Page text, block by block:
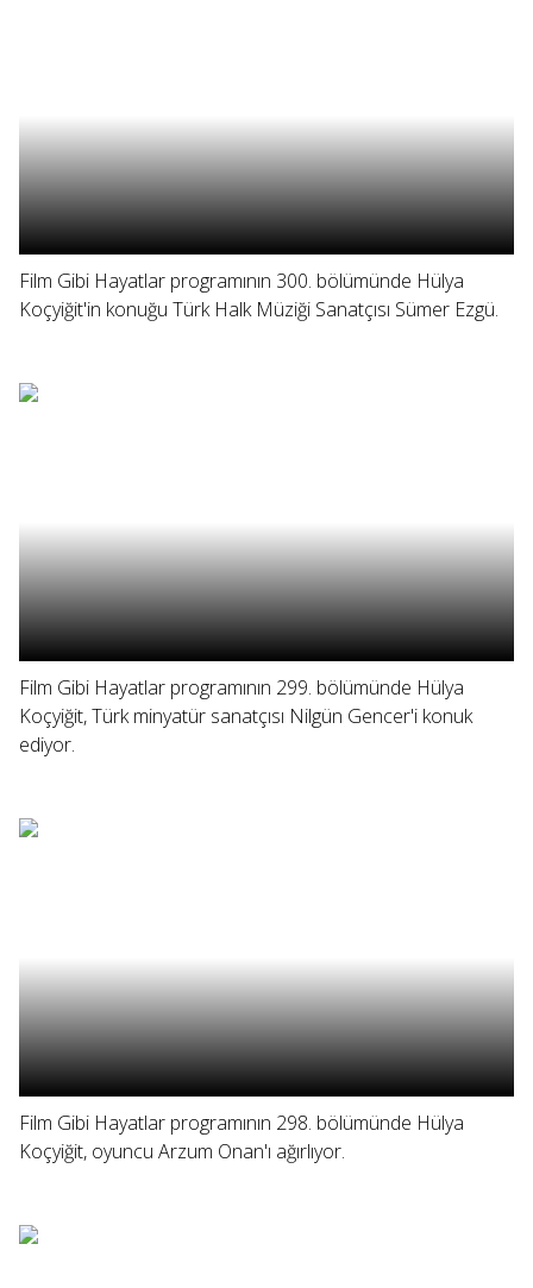
Film Gibi Hayatlar programının 300. bölümünde Hülya
Koçyiğit'in konuğu Türk Halk Müziği Sanatçısı Sümer Ezgü.
Film Gibi Hayatlar programının 299. bölümünde Hülya
Koçyiğit, Türk minyatür sanatçısı Nilgün Gencer'i konuk
ediyor.
Film Gibi Hayatlar programının 298. bölümünde Hülya
Koçyiğit, oyuncu Arzum Onan'ı ağırlıyor.